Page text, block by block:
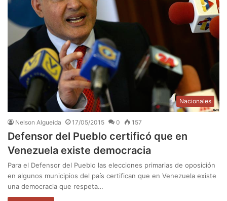
Nacionales
Nelson Algueida 17/05/2015 0 157
Defensor del Pueblo certificó que en
Venezuela existe democracia
Para el Defensor del Pueblo las elecciones primarias de oposición
en algunos municipios del país certifican que en Venezuela existe
una democracia que respeta…